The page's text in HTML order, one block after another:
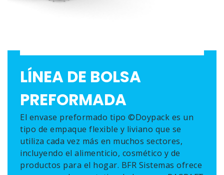
LÍNEA DE BOLSA
PREFORMADA
El envase preformado tipo ©Doypack es un
tipo de empaque flexible y liviano que se
utiliza cada vez más en muchos sectores,
incluyendo el alimenticio, cosmético y de
productos para el hogar. BFR Sistemas ofrece